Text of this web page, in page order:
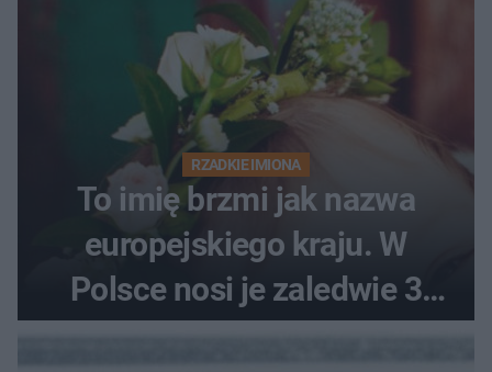
RZADKIE IMIONA
To imię brzmi jak nazwa
europejskiego kraju. W
Polsce nosi je zaledwie 3
kobiety